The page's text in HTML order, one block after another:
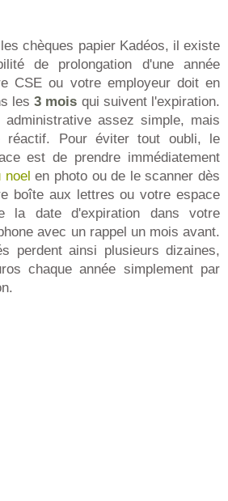
chèques papier Kadéos, il existe
de prolongation d'une année
CSE ou votre employeur doit en
les3 mois qui suivent l'expiration.
administrative assez simple, mais
réactif. Pour éviter tout oubli, le
est de prendre immédiatement
en photo ou de le scanner dès
boîte aux lettres ou votre espace
la date d'expiration dans votre
avec un rappel un mois avant.
perdent ainsi plusieurs dizaines,
chaque année simplement par